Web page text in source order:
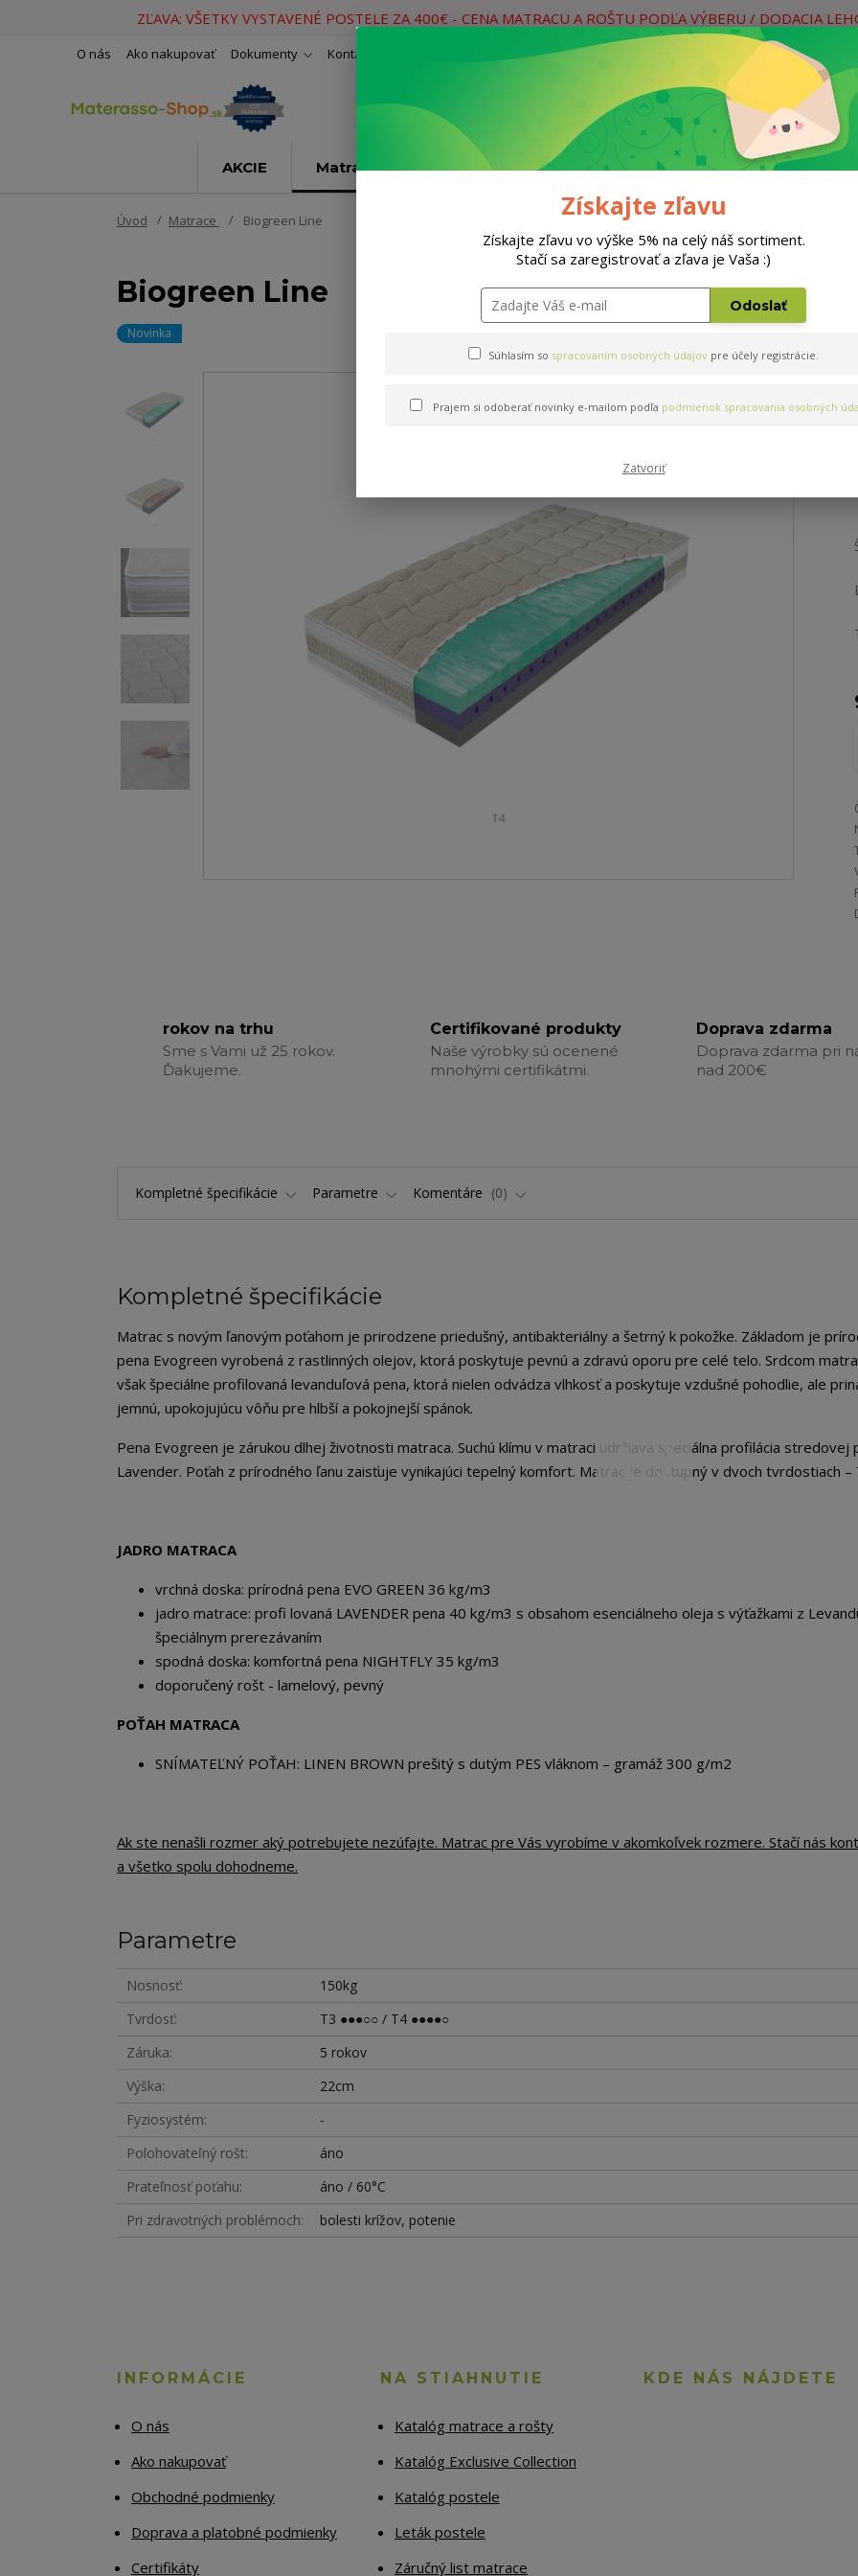
ZĽAVA: VŠETKY VYSTAVENÉ POSTELE ZA 400€ - CENA MATRACU A ROŠTU PODĽA VÝBERU / DODACIA
O nás Ako nakupovať Dokumenty Kontakty
Hľadať
Neviete si rady? Zavolajte.
AKCIE Matrace Rošty Doplnky Postele
Úvod Matrace Biogreen Line
Biogreen Line
Novinka
rokov na trhu
Sme s Vami už 25 rokov.
Ďakujeme.
Certifikované produkty
Naše výrobky sú ocenené
mnohými certifikátmi.
Doprava zdarma
Doprava zdarma pri
nad 200€
Kompletné špecifikácie Parametre Komentáre 0
Kompletné špecifikácie
Matrac s novým ľanovým poťahom je prirodzene priedušný, antibakteriálny a šetrný k pokožke. Základom je
pena Evogreen vyrobená z rastlinných olejov, ktorá poskytuje pevnú a zdravú oporu pre celé telo. Srdcom
však špeciálne profilovaná levanduľová pena, ktorá nielen odvádza vlhkosť a poskytuje vzdušné pohodlie, ale
jemnú, upokojujúcu vôňu pre hlbší a pokojnejší spánok.
Pena Evogreen je zárukou dlhej životnosti matraca. Suchú klímu v matraci udržiava špeciálna profilácia stredovej
Lavender. Poťah z prírodného ľanu zaisťuje vynikajúci tepelný komfort. Matrac je dostupný v dvoch tvrdostiach –
JADRO MATRACA
vrchná doska: prírodná pena EVO GREEN 36 kg/m3
jadro matrace: profi lovaná LAVENDER pena 40 kg/m3 s obsahom esenciálneho oleja s výťažkami z
špeciálnym prerezávaním
spodná doska: komfortná pena NIGHTFLY 35 kg/m3
doporučený rošt - lamelový, pevný
POŤAH MATRACA
SNÍMATEĽNÝ POŤAH: LINEN BROWN prešitý s dutým PES vláknom – gramáž 300 g/m2
Ak ste nenašli rozmer aký potrebujete nezúfajte. Matrac pre Vás vyrobíme v akomkoľvek rozmere. Stačí nás
a všetko spolu dohodneme.
Parametre
Nosnosť
150kg
Tvrdosť
T3 ●●●○○ / T4 ●●●●○
Záruka
5 rokov
Výška
22cm
Fyziosystém
-
Polohovateľný rošt
áno
Prateľnosť poťahu
áno / 60°C
Pri zdravotných problémoch
bolesti krížov, potenie
INFORMÁCIE
O nás
Ako nakupovať
Obchodné podmienky
Doprava a platobné podmienky
Certifikáty
NA STIAHNUTIE
Katalóg matrace a rošty
Katalóg Exclusive Collection
Katalóg postele
Leták postele
Záručný list matrace
KDE NÁS NÁJDETE
Získajte zľavu
Získajte zľavu vo výške 5% na celý náš sortiment.
Stačí sa zaregistrovať a zľava je Vaša :)
Odoslať
Súhlasím so spracovaním osobných údajov pre účely registrácie.
Prajem si odoberať novinky e-mailom podľa podmienok spracovania osobných
Zatvoriť